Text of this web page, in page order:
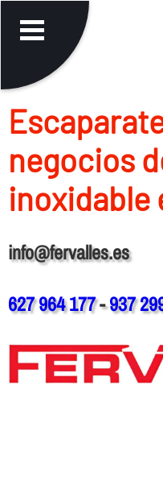
negocios
inoxidable
info@fervalles.es
627 964 177-937